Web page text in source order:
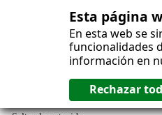
Esta página
En esta web se
funcionalidades
información en